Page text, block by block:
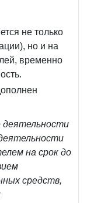
не только
но и на
временно
деятельности
на срок до
средств,